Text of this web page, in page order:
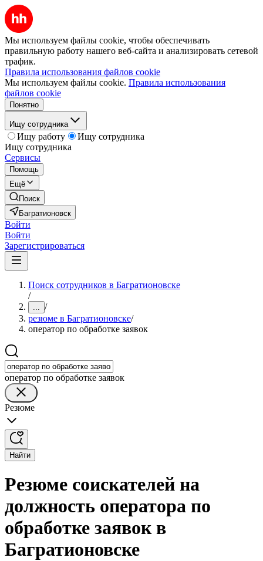
Мы используем файлы cookie, чтобы обеспечивать
правильную работу нашего веб-сайта и анализировать сетевой
трафик.
Правила использования файлов cookie
Мы используем файлы cookie. Правила использования
файлов cookie
Понятно
Ищу сотрудника
Ищу работу
Ищу сотрудника
Ищу сотрудника
Сервисы
Помощь
Ещё
Поиск
Багратионовск
Войти
Войти
Зарегистрироваться
Поиск сотрудников в Багратионовске
/
... /
резюме в Багратионовске/
оператор по обработке заявок
оператор по обработке заявок
Резюме
Найти
Резюме соискателей на
должность оператора по
обработке заявок в
Багратионовске